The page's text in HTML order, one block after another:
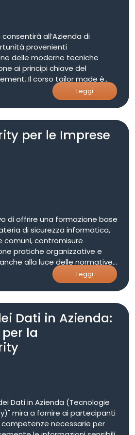
all’Azienda di
provenienti
delle moderne tecniche
ai principi chiave del
Il corso tailor made è
applicativi che evidenziano le
4.0 nelle diverse
Leggi
per le Imprese
di offrire una formazione base
di sicurezza informatica,
comuni, contromisure
pratiche organizzative e
alla luce delle normative
moduli complementari, i
strumenti concreti per: •
informatici in ambito
tecniche e organizzative
competenze base sui sistemi
informatiche. • Apprendere
di legge (es. GDPR, NIS2)
• Migliorare i comportamenti
rispetto alla sicurezza
Leggi
Dati in Azienda:
la
Dati in Azienda (Tecnologie
mira a fornire ai partecipanti
necessarie per